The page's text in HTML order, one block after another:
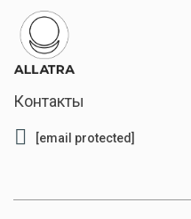
Контакты
[email protected]